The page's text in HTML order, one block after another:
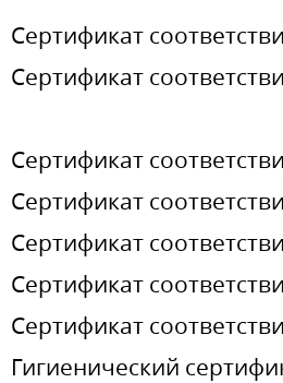
Сертификат
Сертификат
Сертификат
Сертификат
Сертификат
Сертификат
Сертификат
Гигиенический